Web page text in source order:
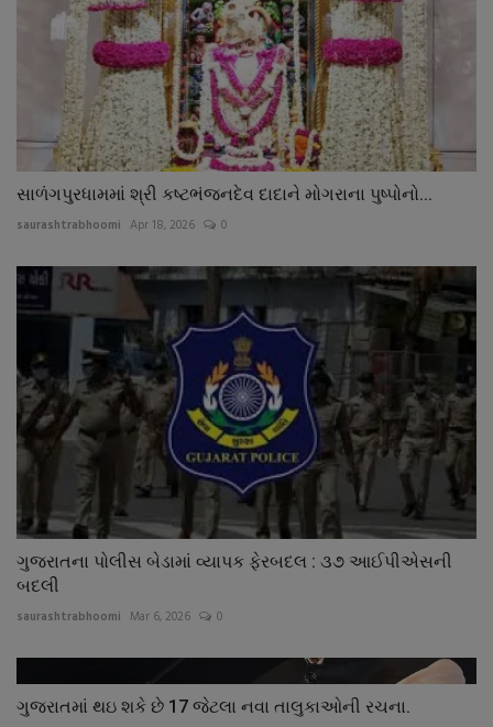
સાળંગપુરધામમાં શ્રી કષ્ટભંજનદેવ દાદાને મોગરાના પુષ્પોનો...
saurashtrabhoomi Apr 18, 2026 0
ગુજરાતના પોલીસ બેડામાં વ્યાપક ફેરબદલ : ૩૭ આઈપીએસની
બદલી
saurashtrabhoomi Mar 6, 2026 0
ગુજરાતમાં થઇ શકે છે 17 જેટલા નવા તાલુકાઓની રચના.